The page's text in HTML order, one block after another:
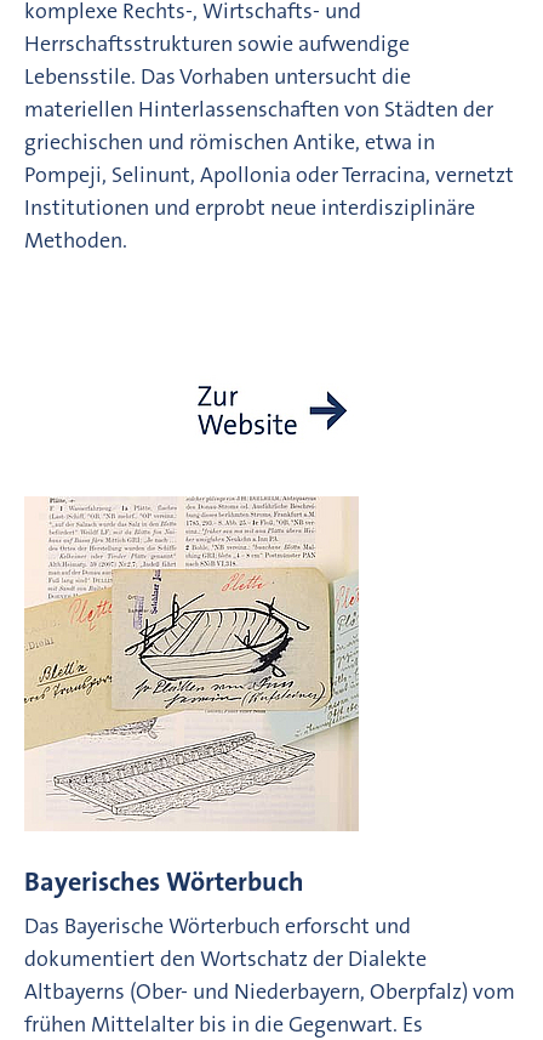
komplexe Rechts-, Wirtschafts- und
Herrschaftsstrukturen sowie aufwendige
Lebensstile. Das Vorhaben untersucht die
materiellen Hinterlassenschaften von Städten der
griechischen und römischen Antike, etwa in
Pompeji, Selinunt, Apollonia oder Terracina, vernetzt
Institutionen und erprobt neue interdisziplinäre
Methoden.
Bayerisches Wörterbuch
Das Bayerische Wörterbuch erforscht und
dokumentiert den Wortschatz der Dialekte
Altbayerns (Ober- und Niederbayern, Oberpfalz) vom
frühen Mittelalter bis in die Gegenwart. Es